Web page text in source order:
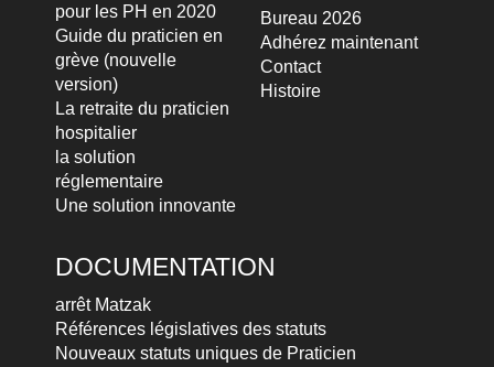
pour les PH en 2020
Guide du praticien en
grève (nouvelle
version)
La retraite du praticien
hospitalier
la solution
réglementaire
Une solution innovante
Bureau 2026
Adhérez maintenant
Contact
Histoire
DOCUMENTATION
arrêt Matzak
Références législatives des statuts
Nouveaux statuts uniques de Praticien